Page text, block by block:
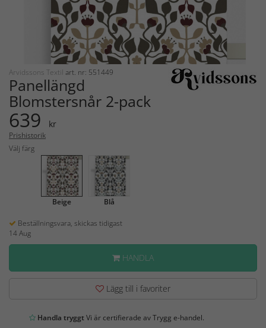
Arvidssons Textil art. nr: 551449
Panellängd
Blomstersnår 2-pack
639 kr
Prishistorik
Välj färg
Beige Blå
Beställningsvara, skickas tidigast
14 Aug
HANDLA
Lägg till i favoriter
Handla tryggtVi är certifierade av Trygg e-handel.